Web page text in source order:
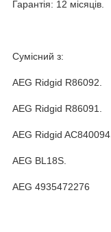
Гарантія: 12 місяців.
Сумісний з:
AEG Ridgid R86092.
AEG Ridgid R86091.
AEG Ridgid AC840094.
AEG BL18S.
AEG 4935472276